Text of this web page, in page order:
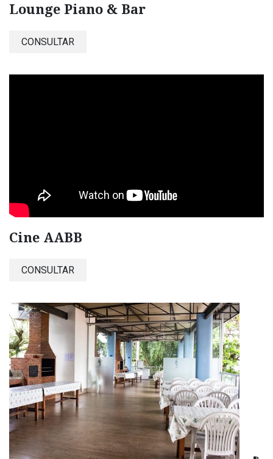
Lounge Piano & Bar
CONSULTAR
Cine AABB
CONSULTAR